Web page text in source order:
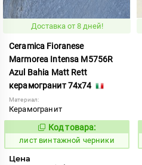
Доставка от 8 дней!
Ceramica Fioranese
Marmorea Intensa M5756R
Azul Bahia Matt Rett
керамогранит 74x74
Материал:
Керамогранит
876994
Код товара:
лист винтажной черники
Цена